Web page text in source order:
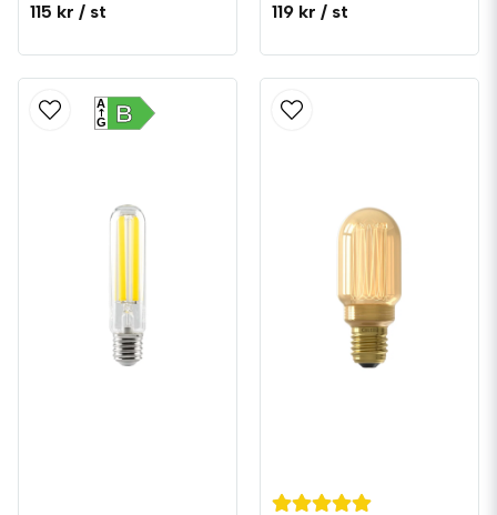
115 kr / st 119 kr / st
B
A
G